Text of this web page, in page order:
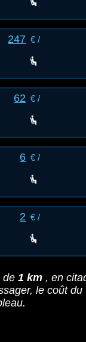
247 € /
62 € /
6 € /
2 € /
de 1 km , en
, le coût du